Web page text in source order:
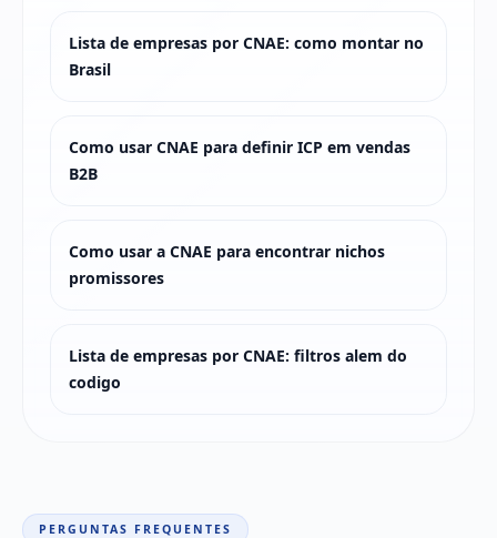
Lista de empresas por CNAE: como montar no
Brasil
Como usar CNAE para definir ICP em vendas
B2B
Como usar a CNAE para encontrar nichos
promissores
Lista de empresas por CNAE: filtros alem do
codigo
PERGUNTAS FREQUENTES